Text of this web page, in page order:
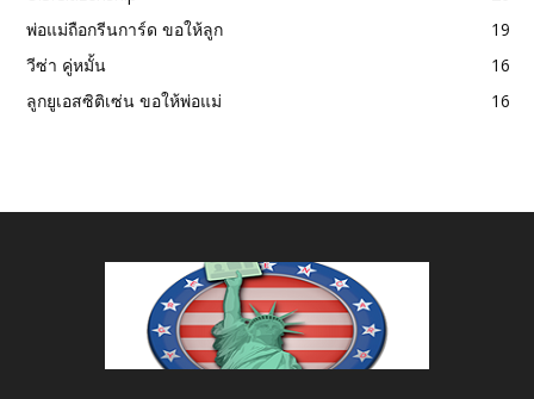
พ่อแม่ถือกรีนการ์ด ขอให้ลูก
19
วีซ่า คู่หมั้น
16
ลูกยูเอสซิติเซ่น ขอให้พ่อแม่
16